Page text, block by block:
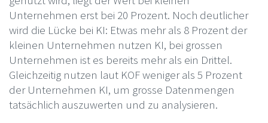
Unternehmen erst bei 20 Prozent. Noch deutlicher
wird die Lücke bei KI: Etwas mehr als 8 Prozent der
kleinen Unternehmen nutzen KI, bei grossen
Unternehmen ist es bereits mehr als ein Drittel.
Gleichzeitig nutzen laut KOF weniger als 5 Prozent
der Unternehmen KI, um grosse Datenmengen
tatsächlich auszuwerten und zu analysieren.